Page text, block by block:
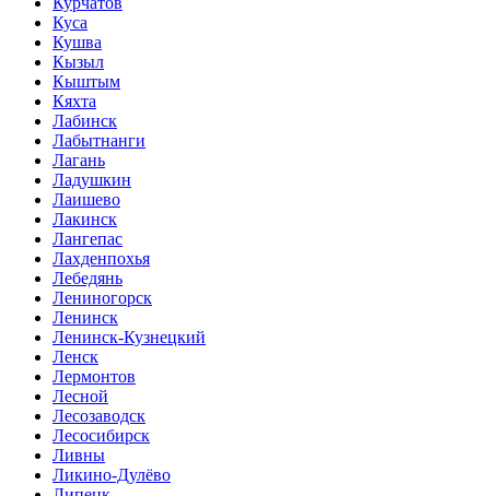
Куса
Кушва
Кызыл
Кыштым
Кяхта
Лабинск
Лабытнанги
Лагань
Ладушкин
Лаишево
Лакинск
Лангепас
Лахденпохья
Лебедянь
Лениногорск
Ленинск
Ленинск-Кузнецкий
Ленск
Лермонтов
Лесной
Лесозаводск
Лесосибирск
Ливны
Ликино-Дулёво